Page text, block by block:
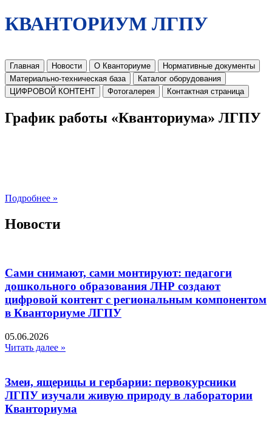
КВАНТОРИУМ ЛГПУ
Главная Новости О Кванториуме
Нормативные документы
Материально-техническая база
Каталог оборудования
ЦИФРОВОЙ КОНТЕНТ
Фотогалерея Контактная страница
График работы «Кванториума» ЛГПУ
Подробнее »
Новости
Сами снимают, сами монтируют: педагоги
дошкольного образования ЛНР создают
цифровой контент с региональным компонентом
в Кванториуме ЛГПУ​
05.06.2026
Читать далее »
Змеи, ящерицы и гербарии: первокурсники
ЛГПУ изучали живую природу в лаборатории
Кванториума